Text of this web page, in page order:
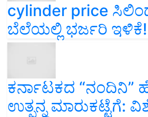
cylinder price
ಬೆಲೆಯಲ್ಲಿ ಭರ್ಜರಿ ಇಳಿಕೆ!
ಕರ್ನಾಟಕದ “ನಂದಿನಿ”
ಉತ್ಪನ್ನ ಮಾರುಕಟ್ಟೆಗೆ: